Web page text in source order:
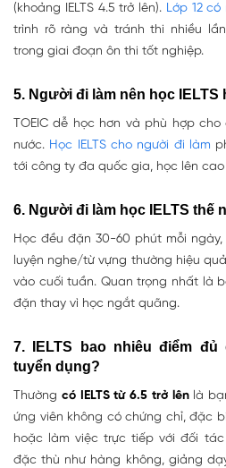
(khoảng IELTS 4.5 trở lên). Lớp 12 có
trình rõ ràng và tránh thi nhiều
trong giai đoạn ôn thi tốt nghiệp.
5. Người đi làm nên học IELTS
TOEIC dễ học hơn và phù hợp
nước. Học IELTS cho người đi làm
tới công ty đa quốc gia, học lên
6. Người đi làm học IELTS thế
Học đều đặn 30-60 phút mỗi
luyện nghe/từ vựng thường hiệu
vào cuối tuần. Quan trọng nhất là
đặn thay vì học ngắt quãng.
7. IELTS bao nhiêu điểm
tuyển dụng?
Thường có IELTS từ 6.5 trở lênlà
ứng viên không có chứng chỉ, đặc
hoặc làm việc trực tiếp với đối
đặc thù như hàng không, giảng